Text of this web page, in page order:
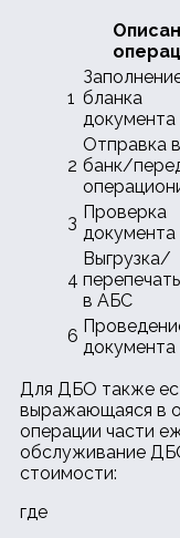
1 бланка
документа
2
Отправка в
банк/
3 Проверка
документа
4
Выгрузка/
в АБС
6
Для ДБО также
выражающаяся в
операции части
обслуживание
стоимости:
где